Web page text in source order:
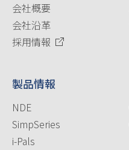
会社概要
会社沿革
採用情報
製品情報
NDE
SimpSeries
i-Pals